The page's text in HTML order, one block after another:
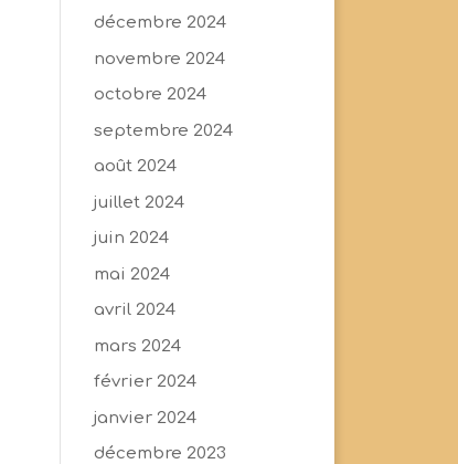
décembre 2024
novembre 2024
octobre 2024
septembre 2024
août 2024
juillet 2024
juin 2024
mai 2024
avril 2024
mars 2024
février 2024
janvier 2024
décembre 2023